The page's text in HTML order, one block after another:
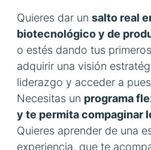
Quieres dar un salto real
biotecnológico y de
o estés dando tus
adquirir una visión
liderazgo y acceder a
Necesitas un programa
y te permita compaginar
Quieres aprender de una
experiencia, que te